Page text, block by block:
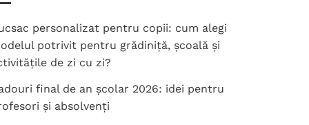
Opțiunile
pot
în
personalizat pentru copii: cum alegi
potrivit pentru grădiniță, școală și
de zi cu zi?
final de an școlar 2026: idei pentru
și absolvenți